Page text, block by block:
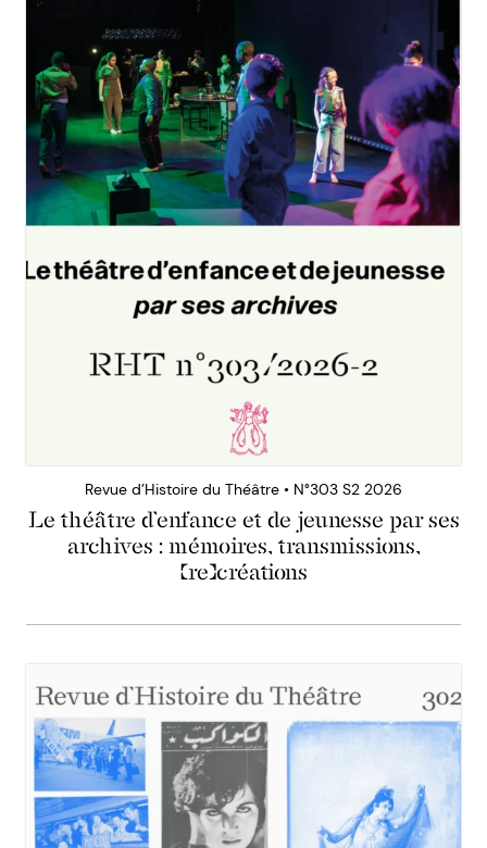
Revue d’Histoire du Théâtre • N°303 S2 2026
Le théâtre d’enfance et de jeunesse par ses
archives : mémoires, transmissions,
(re)créations